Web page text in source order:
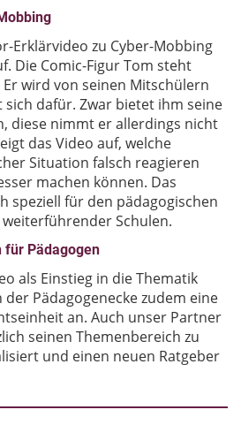
Erklärvideo zu Cyber-Mobbing
Die Comic-Figur Tom steht
wird von seinen Mitschülern
dafür. Zwar bietet ihm seine
diese nimmt er allerdings nicht
das Video auf, welche
Situation falsch reagieren
machen können. Das
speziell für den pädagogischen
Schulen.
Pädagogen
als Einstieg in die Thematik
Pädagogenecke zudem eine
an. Auch unser Partner
seinen Themenbereich zu
und einen neuen Ratgeber